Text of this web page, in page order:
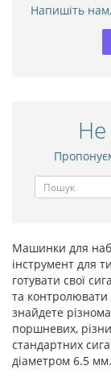
Напишіть
Не
Машинки для
інструмент для
готувати свої
та контролювати
знайдете
поршневих,
стандартних
діаметром 6.5 мм.